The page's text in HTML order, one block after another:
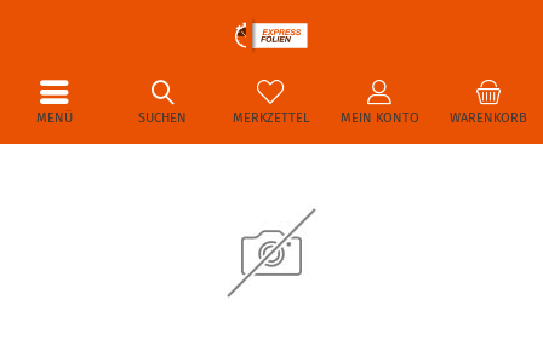
MENÜ WARENKORB
MERKZETTEL MEIN KONTO
SUCHEN